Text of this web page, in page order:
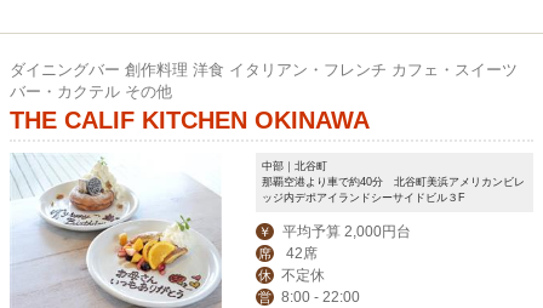
ダイニングバー 創作料理 洋食 イタリアン・フレンチ カフェ・スイーツ
バー・カクテル その他
THE CALIF KITCHEN OKINAWA
中部｜北谷町
那覇空港より車で約40分 北谷町美浜アメリカンビレ
ッジ内デポアイランドシーサイドビル３F
￥ 平均予算 2,000円台
席 42席
休 不定休
営 8:00 - 22:00